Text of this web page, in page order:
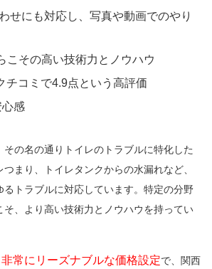
せにも対応し、写真や動画でのやり
こその高い技術力とノウハウ
チコミで4.9点という高評価
感
その名の通りトイレのトラブルに特化した
まり、トイレタンクからの水漏れなど、
るトラブルに対応しています。特定の分野
そ、より高い技術力とノウハウを持ってい
常にリーズナブルな価格設定で、関西